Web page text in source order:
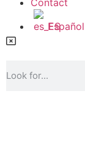
Español